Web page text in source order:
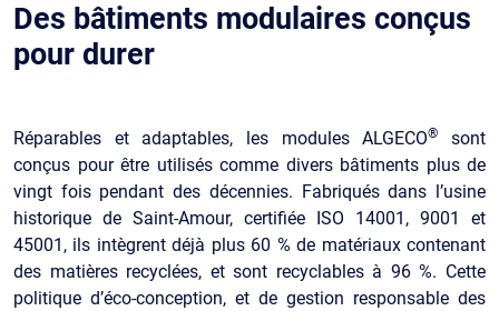
Des bâtiments modulaires conçus
pour durer
Réparables et adaptables, les modules ALGECO®
sont
conçus pour être utilisés comme divers bâtiments plus de
vingt fois pendant des décennies. Fabriqués dans l’usine
historique de Saint-Amour, certifiée ISO 14001, 9001 et
45001, ils intègrent déjà plus 60 % de matériaux contenant
des matières recyclées, et sont recyclables à 96 %. Cette
politique d’éco-conception, et de gestion responsable des